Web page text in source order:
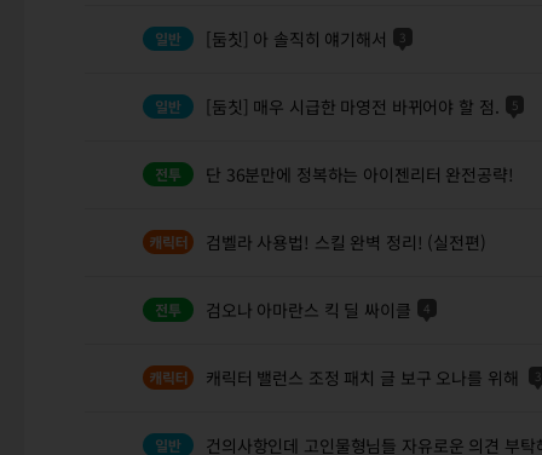
[둠칫] 아 솔직히 얘기해서 3
[둠칫] 매우 시급한 마영전 바뀌어야 할 점. 5
단 36분만에 정복하는 아이젠리터 완전공략!
검벨라 사용법! 스킬 완벽 정리! (실전편)
검오나 아마란스 킥 딜 싸이클 4
캐릭터 밸런스 조정 패치 글 보구 오나를 위해 3
건의사항인데 고인물형님들 자유로운 의견 부탁